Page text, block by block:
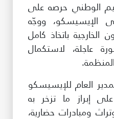
الوطني حرصه على
الإيسيسكو، ووجّه
الخارجية باتخاذ كامل
عاجلة، لاستكمال
العام للإيسيسكو
إبراز ما تزخر به
ومبادرات حضارية،